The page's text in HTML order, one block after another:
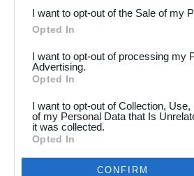
I want to opt-out of the Sale of my
Opted In
I want to opt-out of processing my
Advertising.
Opted In
I want to opt-out of Collection,
of my Personal Data that Is
it was collected.
Opted In
CONFIRM